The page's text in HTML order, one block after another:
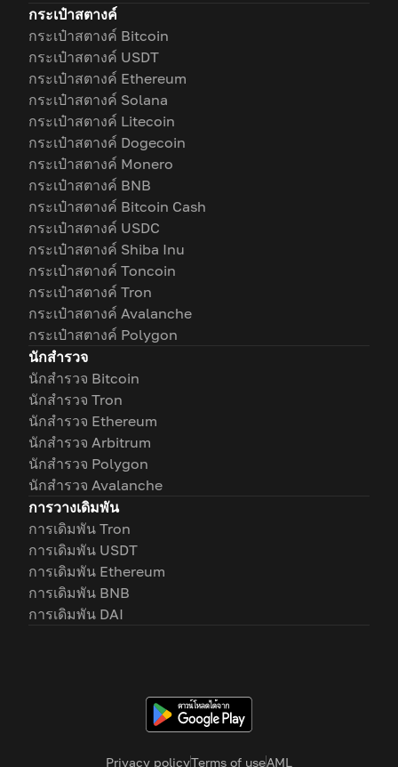
Privacy policyTerms of useAML
กระเป๋าสตางค์
กระเป๋าสตางค์ Bitcoin
กระเป๋าสตางค์ USDT
กระเป๋าสตางค์ Ethereum
กระเป๋าสตางค์ Solana
กระเป๋าสตางค์ Litecoin
กระเป๋าสตางค์ Dogecoin
กระเป๋าสตางค์ Monero
กระเป๋าสตางค์ BNB
กระเป๋าสตางค์ Bitcoin Cash
กระเป๋าสตางค์ USDC
กระเป๋าสตางค์ Shiba Inu
กระเป๋าสตางค์ Toncoin
กระเป๋าสตางค์ Tron
กระเป๋าสตางค์ Avalanche
กระเป๋าสตางค์ Polygon
นักสำรวจ
นักสำรวจ Bitcoin
นักสำรวจ Tron
นักสำรวจ Ethereum
นักสำรวจ Arbitrum
นักสำรวจ Polygon
นักสำรวจ Avalanche
การวางเดิมพัน
การเดิมพัน Tron
การเดิมพัน USDT
การเดิมพัน Ethereum
การเดิมพัน BNB
การเดิมพัน DAI